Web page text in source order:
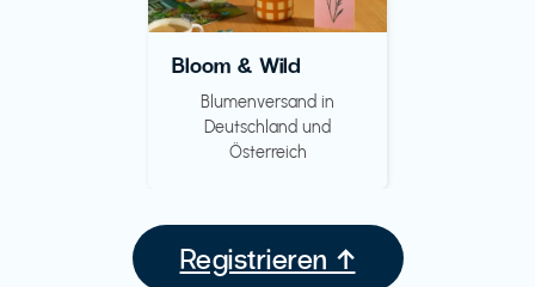
Bloom & Wild
Blumenversand in
Deutschland und
Österreich
Registrieren ↑